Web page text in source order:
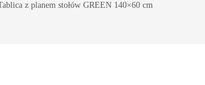
z planem stołów GREEN 140×60 cm